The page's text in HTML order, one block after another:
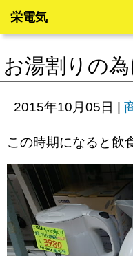
栄電気
お湯割りの
2015年10月05日 |
この時期になると飲